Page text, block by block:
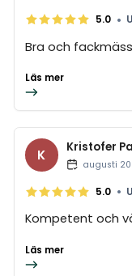
5.0 •
Bra och
Läs mer
K Kristofer
augusti
5.0 •
Kompetent och
Läs mer